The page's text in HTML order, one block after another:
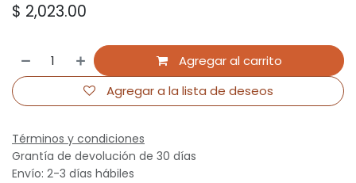
$ 2,023.00
Agregar al carrito
Agregar a la lista de deseos
Términos y condiciones
Grantía de devolución de 30 días
Envío: 2-3 días hábiles